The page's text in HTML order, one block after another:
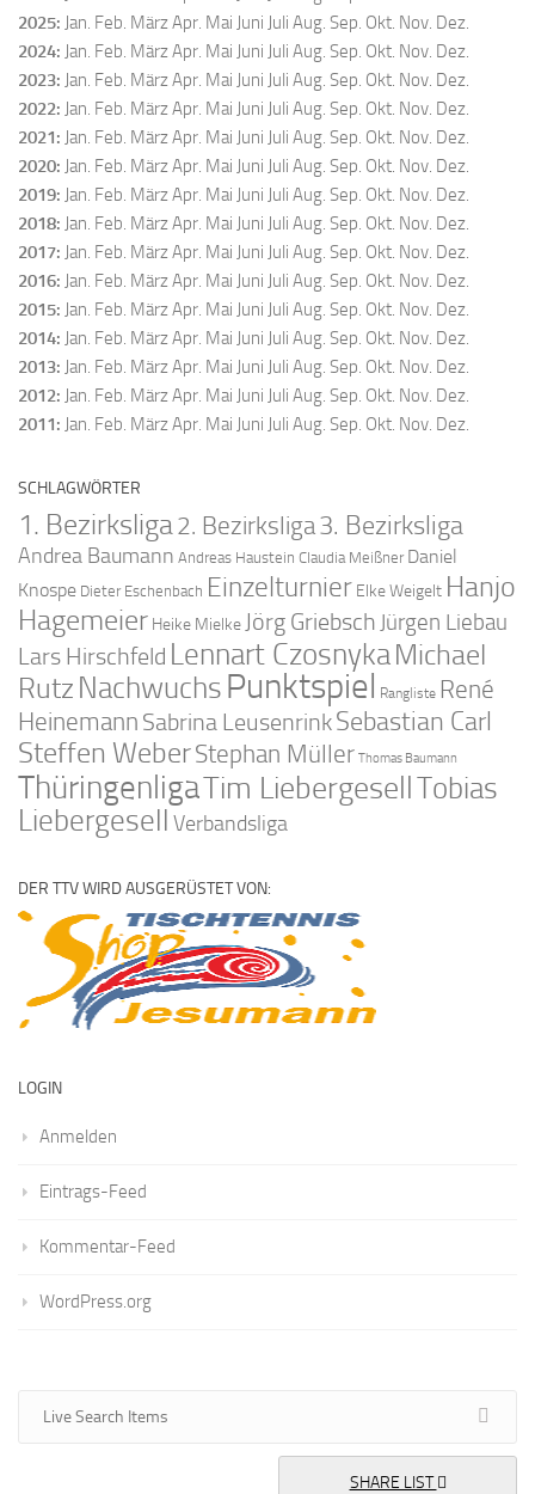
2025: Jan. Feb. MärzApr. Mai Juni Juli Aug. Sep. Okt. Nov. Dez.
2024: Jan. Feb. MärzApr. Mai Juni Juli Aug. Sep. Okt. Nov. Dez.
2023: Jan. Feb. MärzApr. Mai Juni Juli Aug. Sep. Okt. Nov. Dez.
2022: Jan. Feb. MärzApr. Mai Juni Juli Aug. Sep. Okt. Nov. Dez.
2021: Jan. Feb. MärzApr. Mai Juni Juli Aug. Sep. Okt. Nov. Dez.
2020: Jan. Feb. MärzApr. Mai Juni Juli Aug. Sep. Okt. Nov. Dez.
2019: Jan. Feb. MärzApr. Mai Juni Juli Aug. Sep. Okt. Nov. Dez.
2018: Jan. Feb. MärzApr. Mai Juni Juli Aug. Sep. Okt. Nov. Dez.
2017: Jan. Feb. MärzApr. Mai Juni Juli Aug. Sep. Okt. Nov. Dez.
2016: Jan. Feb. MärzApr. Mai Juni Juli Aug. Sep. Okt. Nov. Dez.
2015: Jan. Feb. MärzApr. Mai Juni Juli Aug. Sep. Okt. Nov. Dez.
2014: Jan. Feb. MärzApr. Mai Juni Juli Aug. Sep. Okt. Nov. Dez.
2013: Jan. Feb. MärzApr. Mai Juni Juli Aug. Sep. Okt. Nov. Dez.
2012: Jan. Feb. MärzApr. Mai Juni Juli Aug. Sep. Okt. Nov. Dez.
2011: Jan. Feb. MärzApr. Mai Juni Juli Aug. Sep. Okt. Nov. Dez.
SCHLAGWÖRTER
1. Bezirksliga2. Bezirksliga 3. Bezirksliga
Andrea Baumann Andreas Haustein Claudia Meißner Daniel
Knospe Dieter Eschenbach Einzelturnier Elke Weigelt Hanjo
Hagemeier Heike Mielke Jörg Griebsch Jürgen Liebau
Lars Hirschfeld Lennart Czosnyka Michael
Rutz Nachwuchs Punktspiel Rangliste René
Heinemann Sabrina LeusenrinkSebastian Carl
Steffen WeberStephan Müller Thomas Baumann
ThüringenligaTim LiebergesellTobias
Liebergesell Verbandsliga
DER TTV WIRD AUSGERÜSTET VON:
LOGIN
Anmelden
Eintrags-Feed
Kommentar-Feed
WordPress.org
SHARE LIST